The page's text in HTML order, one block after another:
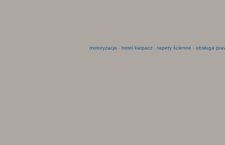
motoryzacja - hotel karpacz- tapety ścienne - obsługa